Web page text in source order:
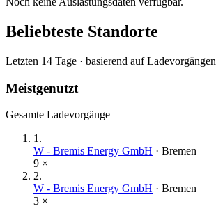
Beliebteste Standorte
Letzten 14 Tage · basierend auf Ladevorgängen
Meistgenutzt
Gesamte Ladevorgänge
1 .
W - Bremis Energy GmbH · Bremen
9 ×
2.
W - Bremis Energy GmbH · Bremen
3 ×